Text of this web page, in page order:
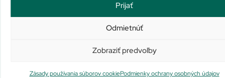
Prijať
Odmietnúť
Zobraziť predvoľby
Zásady používania súborov cookiePodmienky ochrany osobných údajov
Na sklade
14,21 €
Pridať do košíka